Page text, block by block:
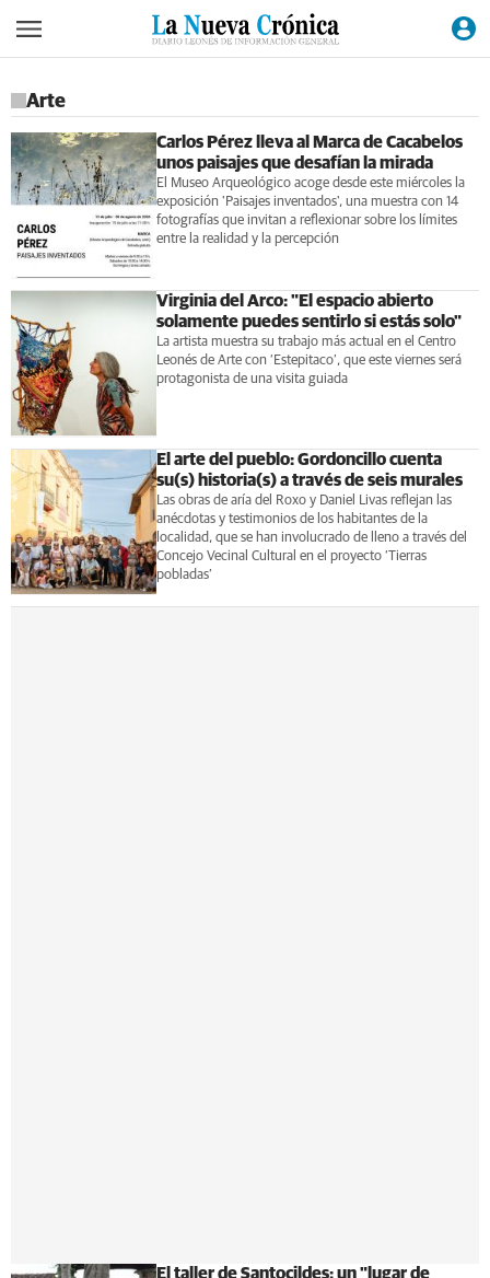
Arte
Carlos Pérez lleva al Marca de Cacabelos
unos paisajes que desafían la mirada
El Museo Arqueológico acoge desde este miércoles la
exposición 'Paisajes inventados', una muestra con 14
fotografías que invitan a reflexionar sobre los límites
entre la realidad y la percepción
Virginia del Arco: "El espacio abierto
solamente puedes sentirlo si estás solo"
La artista muestra su trabajo más actual en el Centro
Leonés de Arte con ‘Estepitaco’, que este viernes será
protagonista de una visita guiada
El arte del pueblo: Gordoncillo cuenta
su(s) historia(s) a través de seis murales
Las obras de aría del Roxo y Daniel Livas reflejan las
anécdotas y testimonios de los habitantes de la
localidad, que se han involucrado de lleno a través del
Concejo Vecinal Cultural en el proyecto ‘Tierras
pobladas’
El taller de Santocildes: un "lugar de